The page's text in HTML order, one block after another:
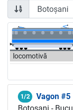
locomotivă
1/2
Vagon #5